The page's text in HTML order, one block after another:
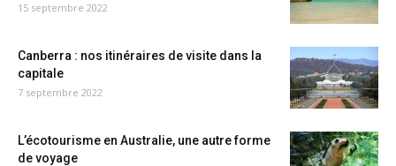
15 septembre 2022
Canberra : nos itinéraires de visite dans la
capitale
7 septembre 2022
L’écotourisme en Australie, une autre forme
de voyage